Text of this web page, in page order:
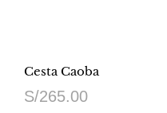
Cesta Caoba
S/265.00